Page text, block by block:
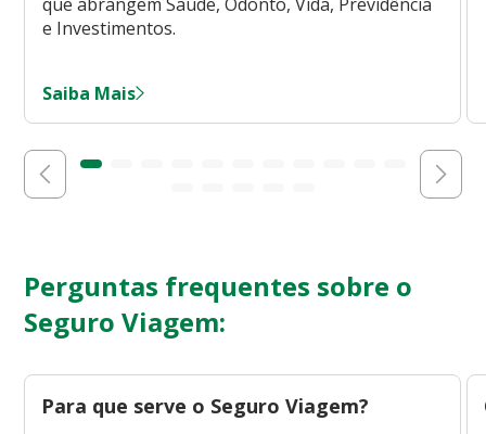
e Investimentos.
Saiba Mais
Perguntas frequentes sobre o
Seguro Viagem:
Para que serve o Seguro Viagem?